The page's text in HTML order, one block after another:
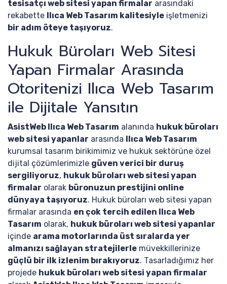
tesisatçı web sitesi yapan firmalar arasındaki
rekabette Ilıca Web Tasarım kalitesiyle işletmenizi
bir adım öteye taşıyoruz.
Hukuk Büroları Web Sitesi
Yapan Firmalar Arasında
Otoritenizi Ilıca Web Tasarım
ile Dijitale Yansıtın
AsistWeb Ilıca Web Tasarım alanında hukuk büroları
web sitesi yapanlar arasında Ilıca Web Tasarım
kurumsal tasarım birikimimiz ve hukuk sektörüne özel
dijital çözümlerimizle güven verici bir duruş
sergiliyoruz, hukuk büroları web sitesi yapan
firmalar olarak büronuzun prestijini online
dünyaya taşıyoruz. Hukuk büroları web sitesi yapan
firmalar arasında en çok tercih edilen Ilıca Web
Tasarım olarak, hukuk büroları web sitesi yapanlar
içinde arama motorlarında üst sıralarda yer
almanızı sağlayan stratejilerle müvekkillerinize
güçlü bir ilk izlenim bırakıyoruz. Tasarladığımız her
projede hukuk büroları web sitesi yapan firmalar